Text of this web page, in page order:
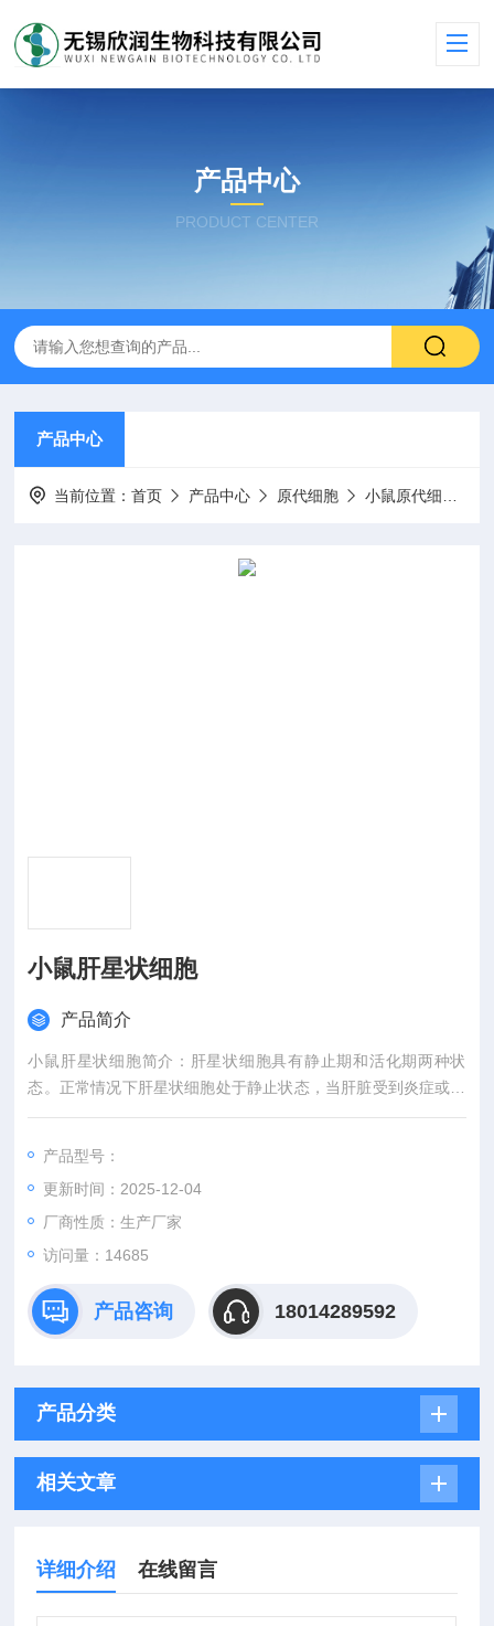
产品中心
PRODUCT CENTER
产品中心
当前位置：首页 产品中心 原代细胞 小鼠原代细胞
小鼠肝星状细胞
产品简介
小鼠肝星状细胞简介：肝星状细胞具有静止期和活化期两种状
态。正常情况下肝星状细胞处于静止状态，当肝脏受到炎症或机
械刺激等损伤时，肝星状细胞被激活，其表型由静止型转变为激
激活并转化为肌成纤维细胞样细胞，各种致纤维化因素均把肝星
状细胞作为终靶细胞。肝星状细胞参与了肝脏的纤维化、炎症产
生和免疫紊乱等大多数病理生理过程。
产品型号：
更新时间：2025-12-04
厂商性质：生产厂家
访问量：14685
产品咨询 18014289592
产品分类
相关文章
详细介绍 在线留言